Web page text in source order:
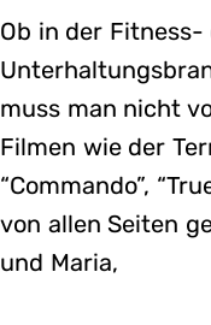
Ob in der
muss man nicht
Filmen wie der
“Commando”,
von allen Seiten
und Maria,